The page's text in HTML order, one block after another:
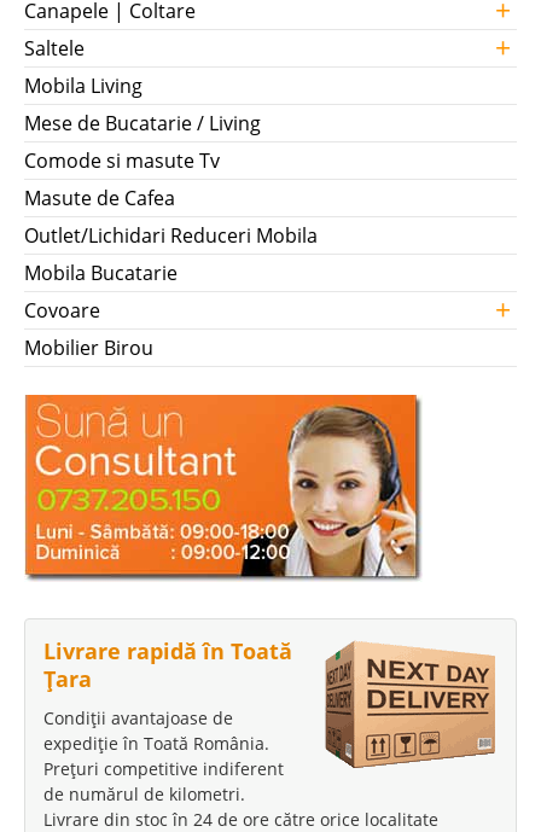
Canapele | Coltare +
Saltele +
Mobila Living
Mese de Bucatarie / Living
Comode si masute Tv
Masute de Cafea
Outlet/Lichidari Reduceri Mobila
Mobila Bucatarie
Covoare
+
Mobilier Birou
Livrare rapidă în Toată
Țara
Condiții avantajoase de
expediție în Toată România.
Prețuri competitive indiferent
de numărul de kilometri.
Livrare din stoc în 24 de ore către orice localitate